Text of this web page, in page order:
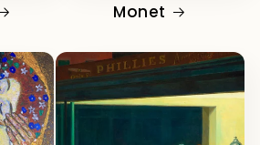
Monet